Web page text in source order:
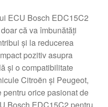
ECU Bosch EDC15C2
că va îmbunătăți
și la reducerea
pozitiv asupra
și o compatibilitate
Citroën și Peugeot,
orice pasionat de
Bosch EDC15C2 pentru